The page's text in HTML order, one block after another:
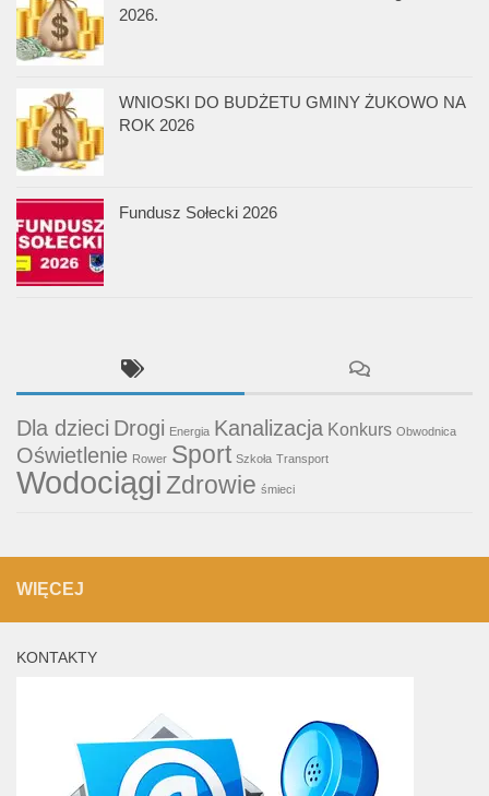
2026.
WNIOSKI DO BUDŻETU GMINY ŻUKOWO NA
ROK 2026
Fundusz Sołecki 2026
Dla dzieci Drogi Energia Kanalizacja Konkurs Obwodnica
Oświetlenie Rower Sport Szkoła Transport
WodociągiZdrowie śmieci
WIĘCEJ
KONTAKTY